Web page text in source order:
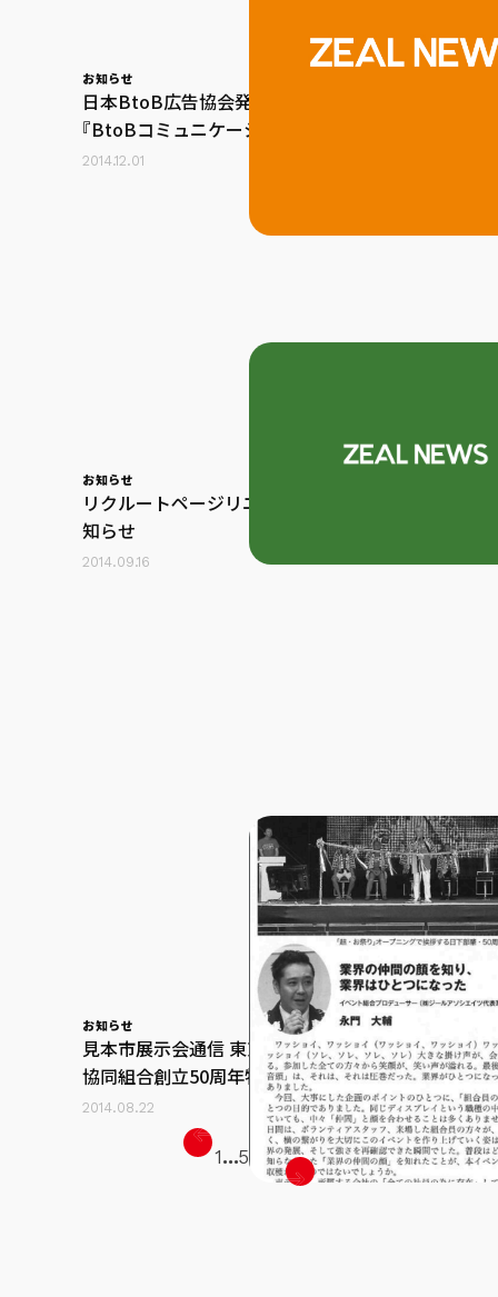
お知らせ
日本BtoB広告協会発行の月刊誌
『BtoBコミュニケーション』2014年
12月号に当社取締役営業本部長 永門
2014.12.01
お知らせ
リクルートページリニューアルのお
知らせ
2014.09.16
お知らせ
見本市展示会通信 東京ディスプレイ
協同組合創立50周年特集号に当社代
表取締役 永門大輔のインタビュー記
事が掲載されました。
2014.08.22
1...56 78